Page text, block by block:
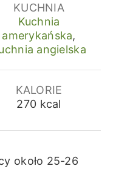
KUCHNIA
Kuchnia
amerykańska,
angielska
KALORIE
270 kcal
około 25-26